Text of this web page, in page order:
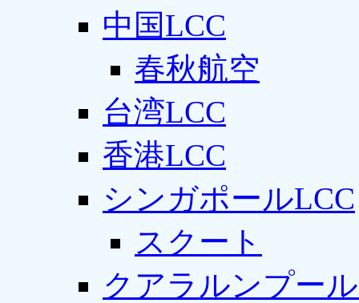
中国LCC
春秋航空
台湾LCC
香港LCC
シンガポールLCC
スクート
クアラルンプー